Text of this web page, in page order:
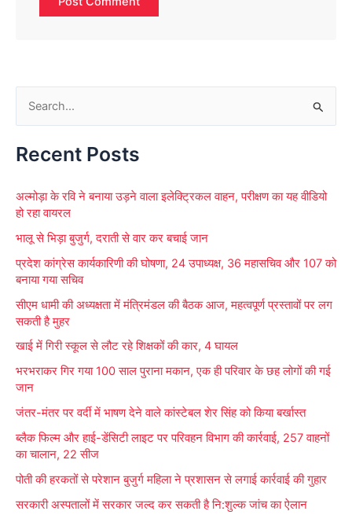
a
c
o
:
Recent Posts
अल्मोड़ा के रवि ने बनाया उड़ने वाला इलेक्ट्रिकल वाहन, परीक्षण का यह वीडियो
हो रहा वायरल
भालू से भिड़ा बुजुर्ग, दराती से वार कर बचाई जान
प्रदेश कांग्रेस कार्यकारिणी की घोषणा, 24 उपाध्यक्ष, 36 महासचिव और 107 को
बनाया गया सचिव
सीएम धामी की अध्यक्षता में मंत्रिमंडल की बैठक आज, महत्वपूर्ण प्रस्तावों पर लग
सकती है मुहर
खाई में गिरी स्कूल से लौट रहे शिक्षकों की कार, 4 घायल
भरभराकर गिर गया 100 साल पुराना मकान, एक ही परिवार के छह लोगों की गई
जान
जंतर-मंतर पर वर्दी में भाषण देने वाले कांस्टेबल शेर सिंह को किया बर्खास्त
ब्लैक फिल्म और हाई-डेंसिटी लाइट पर परिवहन विभाग की कार्रवाई, 257 वाहनों
का चालान, 22 सीज
पोती की हरकतों से परेशान बुजुर्ग महिला ने प्रशासन से लगाई कार्रवाई की गुहार
सरकारी अस्पतालों में सरकार जल्द कर सकती है नि:शुल्क जांच का ऐलान